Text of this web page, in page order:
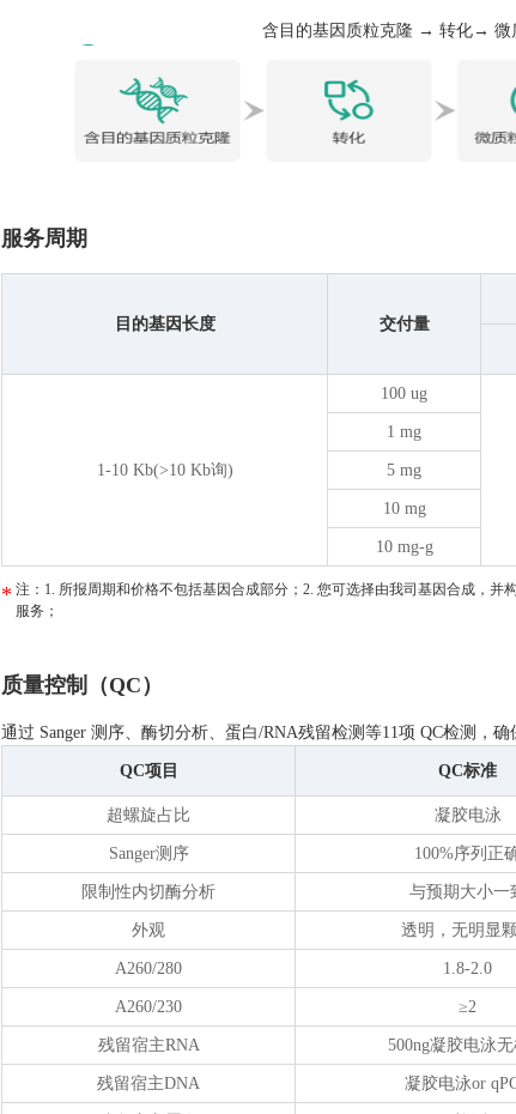
含目的基因质粒克隆 → 转化→
服务周期
目的基因长度 交付量
1-10 Kb(>10 Kb询)
100 ug
1 mg
5 mg
10 mg
10 mg-g
注：1. 所报周期和价格不包括基因合成部分；2. 您可选择由我司基因合成，
服务；
质量控制（QC）
通过 Sanger 测序、酶切分析、蛋白/RNA残留检测等11项 QC检测，确
QC项目 QC标准
超螺旋占比 凝胶电泳
Sanger测序 100%序列正
限制性内切酶分析 与预期大小一
外观 透明，无明显
A260/280 1.8-2.0
A260/230 ≥2
残留宿主RNA 500ng凝胶电泳无
残留宿主DNA 凝胶电泳or